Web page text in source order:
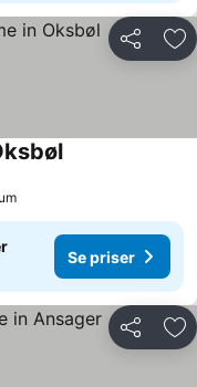
Del
Se priser
Se priser
Del